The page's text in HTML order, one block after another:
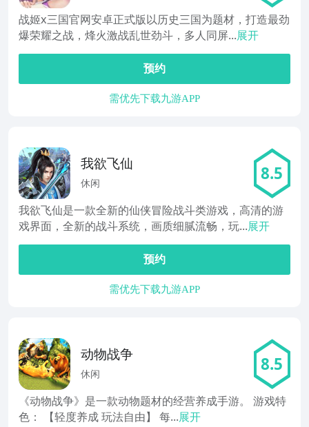
战姬x三国官网安卓正式版以历史三国为题材，打造最劲
爆荣耀之战，烽火激战乱世劲斗，多人同屏...展开
预约
需优先下载九游APP
我欲飞仙
休闲 8.5
我欲飞仙是一款全新的仙侠冒险战斗类游戏，高清的游
戏界面，全新的战斗系统，画质细腻流畅，玩...展开
预约
需优先下载九游APP
动物战争
休闲 8.5
《动物战争》是一款动物题材的经营养成手游。 游戏特
色： 【轻度养成 玩法自由】 每...展开